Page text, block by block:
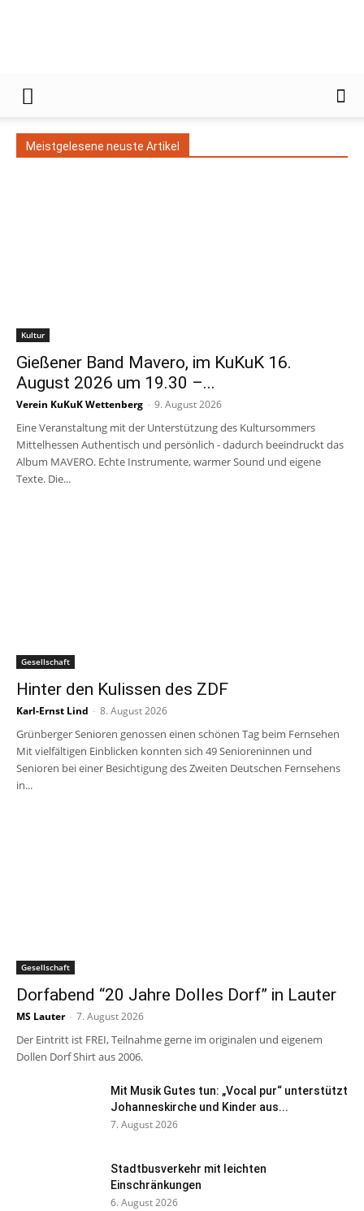
Zeitung
Meistgelesene neuste Artikel
Kultur
Gießener Band Mavero, im KuKuK 16.
August 2026 um 19.30 –...
Verein KuKuK Wettenberg - 9. August 2026
Eine Veranstaltung mit der Unterstützung des Kultursommers
Mittelhessen Authentisch und persönlich - dadurch beeindruckt das
Album MAVERO. Echte Instrumente, warmer Sound und eigene
Texte. Die...
Gesellschaft
Hinter den Kulissen des ZDF
Karl-Ernst Lind - 8. August 2026
Grünberger Senioren genossen einen schönen Tag beim Fernsehen
Mit vielfältigen Einblicken konnten sich 49 Senioreninnen und
Senioren bei einer Besichtigung des Zweiten Deutschen Fernsehens
in...
Gesellschaft
Dorfabend “20 Jahre Dolles Dorf” in Lauter
MS Lauter - 7. August 2026
Der Eintritt ist FREI, Teilnahme gerne im originalen und eigenem
Dollen Dorf Shirt aus 2006.
Mit Musik Gutes tun: „Vocal pur“ unterstützt
Johanneskirche und Kinder aus...
7. August 2026
Stadtbusverkehr mit leichten
Einschränkungen
6. August 2026